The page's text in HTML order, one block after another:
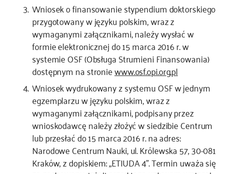
Wniosek o finansowanie stypendium doktorskiego
przygotowany w języku polskim, wraz z
wymaganymi załącznikami, należy wysłać w
formie elektronicznej do 15 marca 2016 r. w
systemie OSF (Obsługa Strumieni Finansowania)
dostępnym na stroniewww.osf.opi.org.pl
Wniosek wydrukowany z systemu OSF w jednym
egzemplarzu w języku polskim, wraz z
wymaganymi załącznikami, podpisany przez
wnioskodawcę należy złożyć w siedzibie Centrum
lub przesłać do 15 marca 2016 r. na adres:
Narodowe Centrum Nauki, ul. Królewska 57, 30-081
Kraków, z dopiskiem: „ETIUDA 4”. Termin uważa się